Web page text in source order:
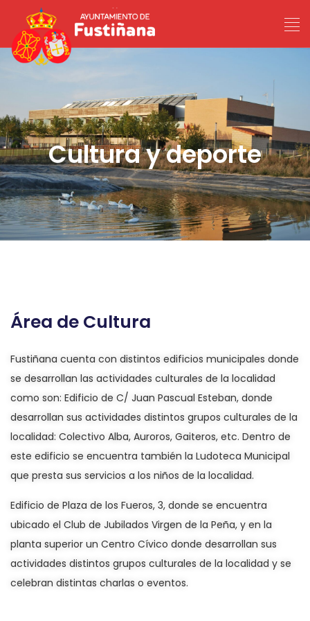
Cultura y deporte
Área de Cultura
Fustiñana cuenta con distintos edificios municipales donde
se desarrollan las actividades culturales de la localidad
como son: Edificio de C/ Juan Pascual Esteban, donde
desarrollan sus actividades distintos grupos culturales de la
localidad: Colectivo Alba, Auroros, Gaiteros, etc. Dentro de
este edificio se encuentra también la Ludoteca Municipal
que presta sus servicios a los niños de la localidad.
Edificio de Plaza de los Fueros, 3, donde se encuentra
ubicado el Club de Jubilados Virgen de la Peña, y en la
planta superior un Centro Cívico donde desarrollan sus
actividades distintos grupos culturales de la localidad y se
celebran distintas charlas o eventos.